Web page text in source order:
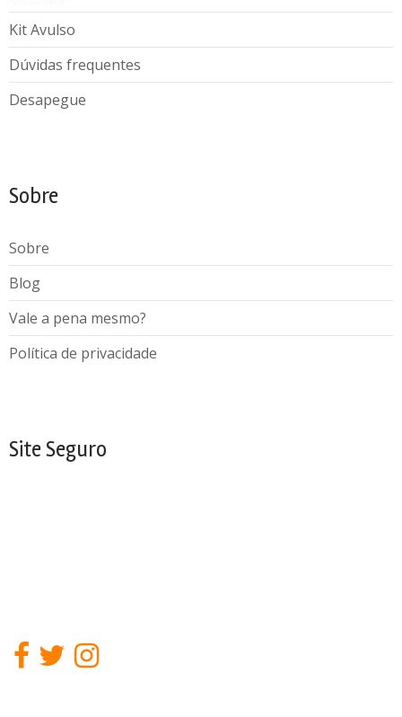
Kit Avulso
Dúvidas frequentes
Desapegue
Sobre
Sobre
Blog
Vale a pena mesmo?
Política de privacidade
Site Seguro